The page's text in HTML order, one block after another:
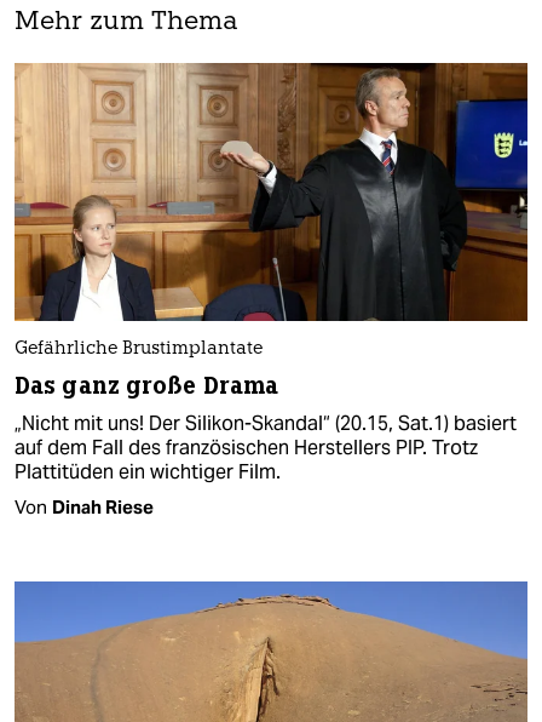
Mehr zum Thema
Gefährliche Brustimplantate
Das ganz große Drama
„Nicht mit uns! Der Silikon-Skandal“ (20.15, Sat.1) basiert
auf dem Fall des französischen Herstellers PIP. Trotz
Plattitüden ein wichtiger Film.
Von Dinah Riese